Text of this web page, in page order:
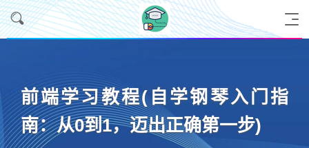
前端学习教程(自学钢琴入门指
南：从0到1，迈出正确第一步)